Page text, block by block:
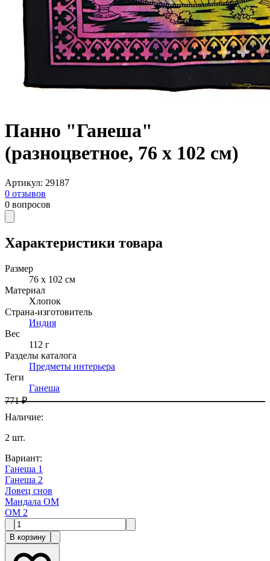
Панно "Ганеша"
(разноцветное, 76 х 102 см)
Артикул: 29187
0 отзывов
0 вопросов
Характеристики товара
Размер
76 х 102 см
Материал
Хлопок
Страна-изготовитель
Индия
Вес
112 г
Разделы каталога
Предметы интерьера
Теги
Ганеша
771 ₽
Наличие:
2 шт.
Вариант:
Ганеша 1
Ганеша 2
Ловец снов
Мандала ОМ
ОМ 2
В корзину